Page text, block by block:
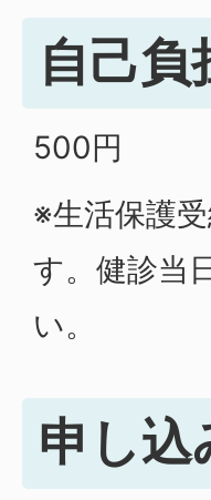
自己負
500円
※生活保護
す。健診当
い。
申し込